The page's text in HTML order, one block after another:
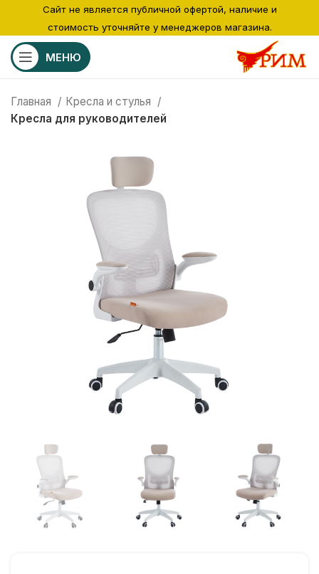
МЕНЮ
Главная
Кресла и стулья
Кресла для руководителей
Сайт не является публичной офертой, наличие и
стоимость уточняйте у менеджеров магазина.